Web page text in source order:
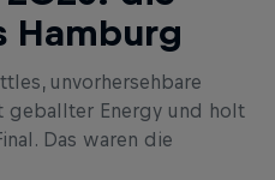
Hamburg
unvorhersehbare
geballter Energy und holt
Das waren die